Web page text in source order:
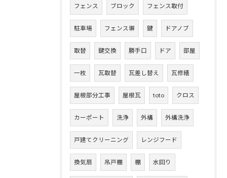
フェンス ブロック フェンス取付
駐車場 フェンス塀 鍵 ドアノブ
取替 鍵交換 勝手口 ドア 部屋
一枚 瓦取替 瓦差し替え 瓦修繕
屋根部分工事 屋根瓦 toto クロス
カーポート 洗浄 外構 外構洗浄
戸建てクリーニング レンジフード
換気扇 吊戸棚 棚 水回り